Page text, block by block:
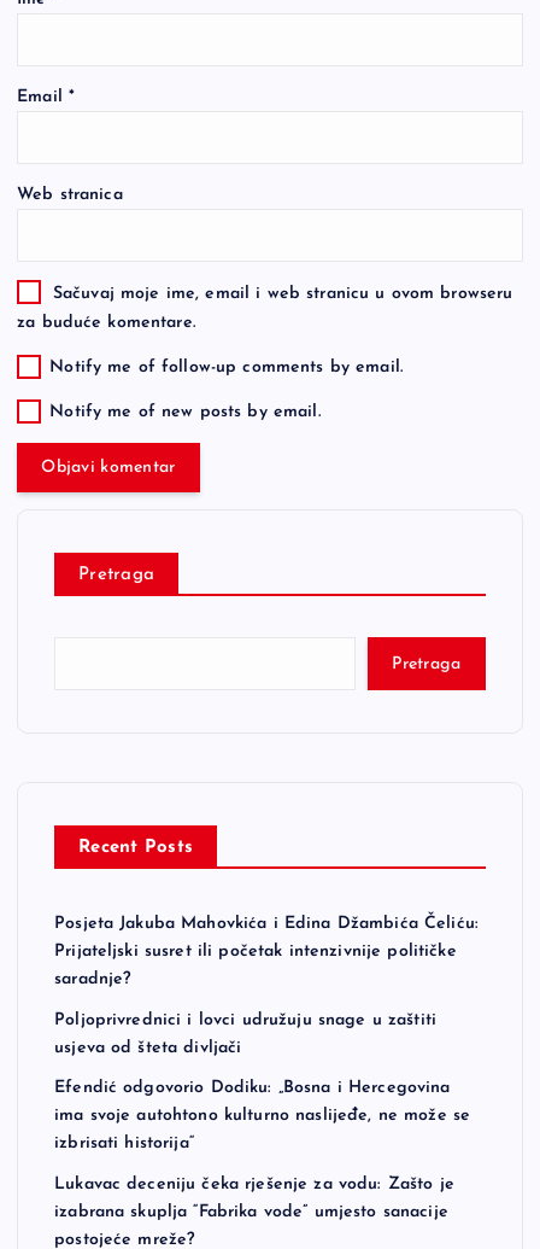
Email *
Web stranica
Sačuvaj moje ime, email i web stranicu u ovom browseru
za buduće komentare.
Notify me of follow-up comments by email.
Notify me of new posts by email.
Pretraga
Pretraga
Recent Posts
Posjeta Jakuba Mahovkića i Edina Džambića Čeliću:
Prijateljski susret ili početak intenzivnije političke
saradnje?
Poljoprivrednici i lovci udružuju snage u zaštiti
usjeva od šteta divljači
Efendić odgovorio Dodiku: „Bosna i Hercegovina
ima svoje autohtono kulturno naslijeđe, ne može se
izbrisati historija“
Lukavac deceniju čeka rješenje za vodu: Zašto je
izabrana skuplja “Fabrika vode” umjesto sanacije
postojeće mreže?